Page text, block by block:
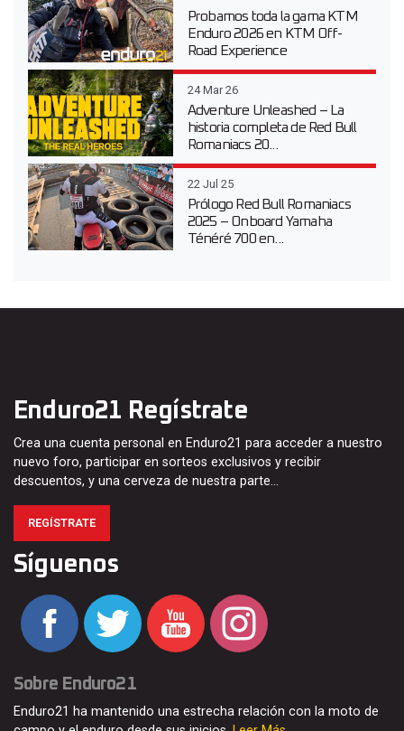
Probamos toda la gama KTM
Enduro 2026 en KTM Off-
Road Experience
24 Mar 26
Adventure Unleashed – La
historia completa de Red Bull
Romaniacs 20...
22 Jul 25
Prólogo Red Bull Romaniacs
2025 – Onboard Yamaha
Ténéré 700 en...
Enduro21 Regístrate
Crea una cuenta personal en Enduro21 para acceder a nuestro
nuevo foro, participar en sorteos exclusivos y recibir
descuentos, y una cerveza de nuestra parte…
REGÍSTRATE
Síguenos
Sobre Enduro21
Enduro21 ha mantenido una estrecha relación con la moto de